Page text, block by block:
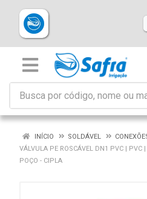
INÍCIO SOLDÁVEL
VÁLVULA PE ROSCÁVEL DN1 PVC | PVC
POÇO - CIPLA